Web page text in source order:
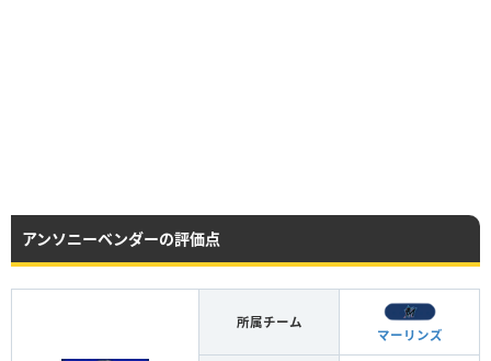
アンソニーベンダーの評価点
所属チーム
マーリンズ